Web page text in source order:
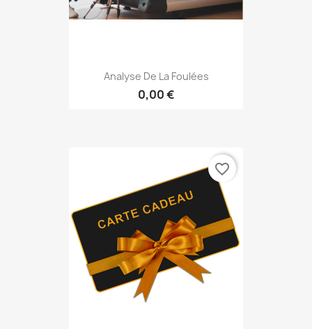
Analyse De La Foulées
0,00 €
favorite_border